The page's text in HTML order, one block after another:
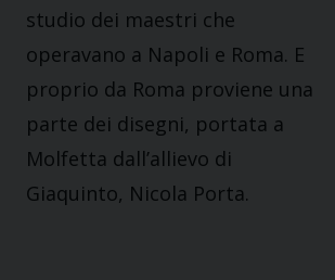
studio dei maestri che
operavano a Napoli e Roma. E
proprio da Roma proviene una
parte dei disegni, portata a
Molfetta dall’allievo di
Giaquinto, Nicola Porta.